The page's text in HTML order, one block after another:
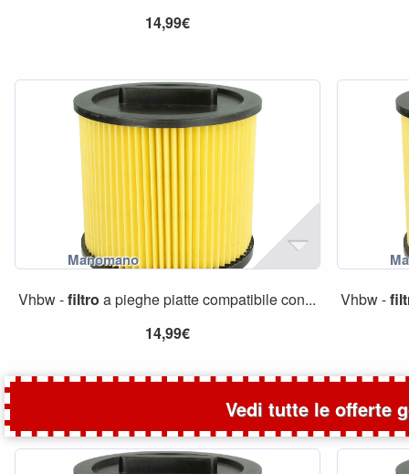
14,99€
Vhbw -filtro a pieghe piatte compatibile con...
14,99€
Vhbw -
Vedi tutte le offerte